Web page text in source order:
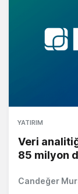
YATIRIM
Veri
85 milyon
Candeğer